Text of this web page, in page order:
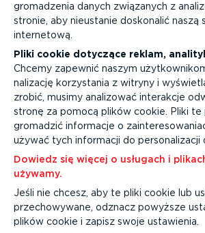
gromadzenia danych związanych z
stronie, aby nieustanie doskonalić naszą
internetową.
Pliki cookie dotyczące reklam,
Chcemy zapewnić naszym
na­li­zację korzystania z witryny i
zrobić, musimy analizować interakcje
stronę za pomocą plików cookie. Pliki te
gromadzić informacje o
używać tych informacji do perso­na­li­zacji
Dowiedz się więcej o usługach i
używamy.
Jeśli nie chcesz, aby te pliki cookie lub
przecho­wywane, odznacz powyższe
plików cookie i zapisz swoje ustawienia.